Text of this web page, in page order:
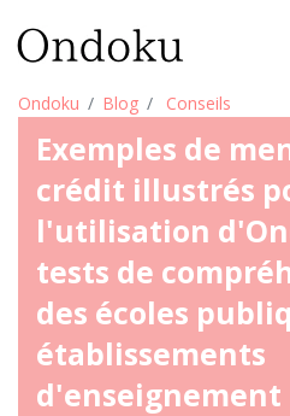
Ondoku Blog Conseils
Exemples de
crédit illustrés
l'utilisation
tests de
des écoles
établissements
d'enseignement